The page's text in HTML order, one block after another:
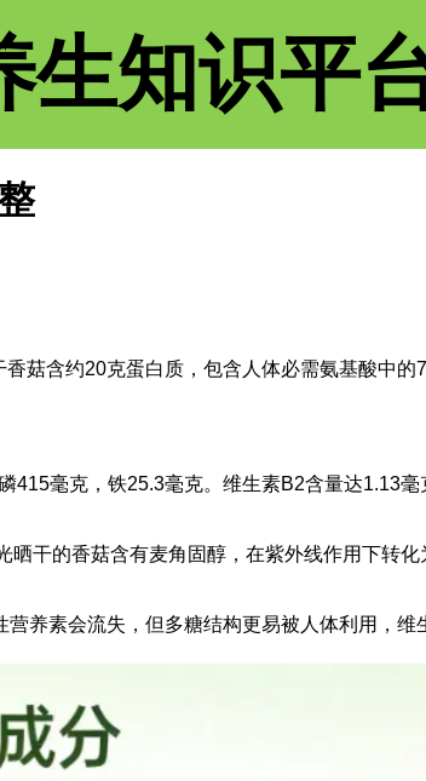
生知识平
菇含约20克蛋白质，包含人体必需氨基酸中的
毫克，铁25.3毫克。维生素B2含量达1.13
干的香菇含有麦角固醇，在紫外线作用下转
养素会流失，但多糖结构更易被人体利用，维